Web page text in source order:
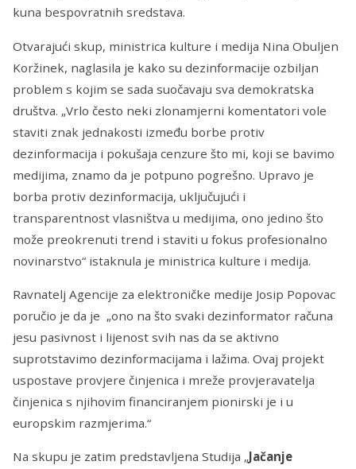
kuna bespovratnih sredstava.
Otvarajući skup, ministrica kulture i medija Nina Obuljen
Koržinek, naglasila je kako su dezinformacije ozbiljan
problem s kojim se sada suočavaju sva demokratska
društva. „Vrlo često neki zlonamjerni komentatori vole
staviti znak jednakosti između borbe protiv
dezinformacija i pokušaja cenzure što mi, koji se bavimo
medijima, znamo da je potpuno pogrešno. Upravo je
borba protiv dezinformacija, uključujući i
transparentnost vlasništva u medijima, ono jedino što
može preokrenuti trend i staviti u fokus profesionalno
novinarstvo“ istaknula je ministrica kulture i medija.
Ravnatelj Agencije za elektroničke medije Josip Popovac
poručio je da je „ono na što svaki dezinformator računa
jesu pasivnost i lijenost svih nas da se aktivno
suprotstavimo dezinformacijama i lažima. Ovaj projekt
uspostave provjere činjenica i mreže provjeravatelja
činjenica s njihovim financiranjem pionirski je i u
europskim razmjerima.“
Na skupu je zatim predstavljena Studija „Jačanje